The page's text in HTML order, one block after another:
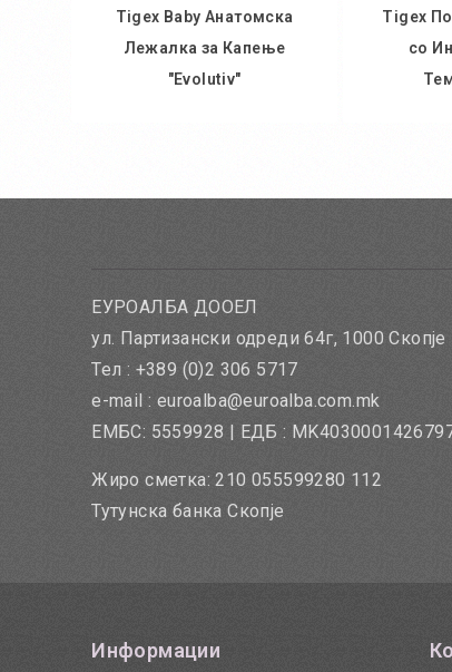
Tigex Baby Aнатомска
Лежалка за Капење
"Evolutiv"
Tigex
со
ЕУРОАЛБА ДООЕЛ
ул. Партизански одреди 64г, 1000 Скопје
Тел : +389 (0)2 306 5717
e-mail : euroalba@euroalba.com.mk
ЕМБС: 5559928 | ЕДБ :
Жиро сметка: 210 055599280 112
Тутунска банка Скопје
Информации